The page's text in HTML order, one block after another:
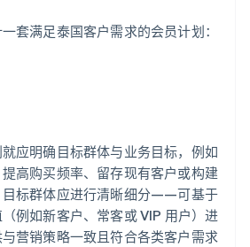
套满足泰国客户需求的会员计划：
应明确目标群体与业务目标，例如
高购买频率、留存现有客户或构建
目标群体应进行清晰细分——可基于
例如新客户、常客或 VIP 用户）进
营销策略一致且符合各类客户需求